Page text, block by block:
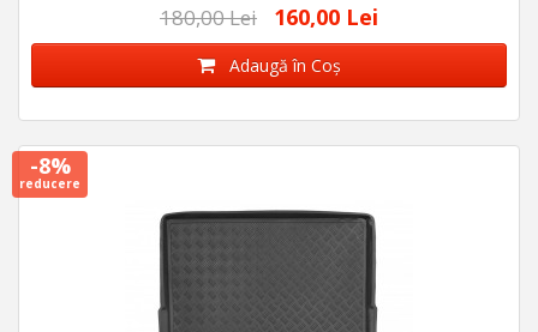
180,00 Lei 160,00 Lei
Adaugă în Coş
-8%
reducere